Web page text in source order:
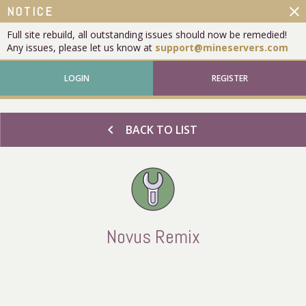
NOTICE
Full site rebuild, all outstanding issues should now be remedied!
Any issues, please let us know at support@mineservers.com
close
LOGIN REGISTER
chevron_left BACK TO LIST
Novus Remix